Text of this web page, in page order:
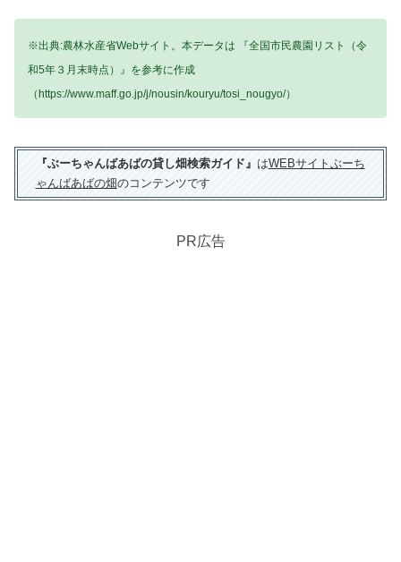
※出典:農林水産省Webサイト。本データは 『全国市民農園リスト（令
和5年３月末時点）』を参考に作成
（https://www.maff.go.jp/j/nousin/kouryu/tosi_nougyo/）
『ぶーちゃんばあばの貸し畑検索ガイド』 はWEBサイトぶーち
ゃんばあばの畑のコンテンツです
PR広告